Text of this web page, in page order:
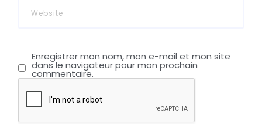
Enregistrer mon nom, mon e-mail et mon site
dans le navigateur pour mon prochain
commentaire.